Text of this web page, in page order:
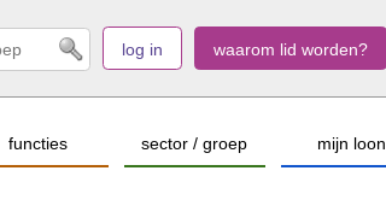
waarom lid worden?
log in
mijn loon
sector / groep
functies